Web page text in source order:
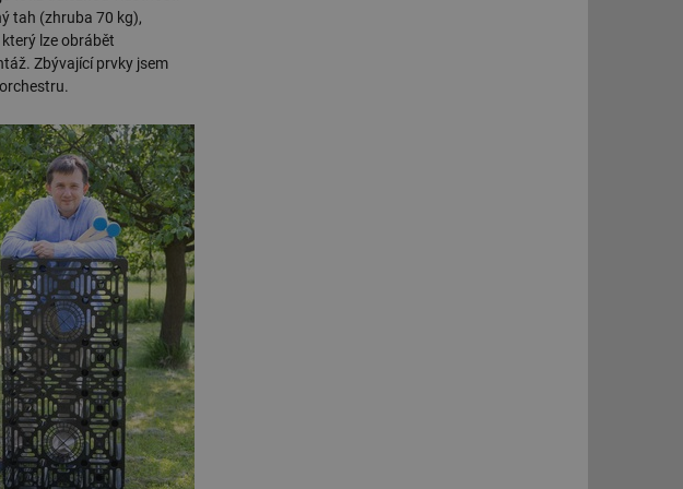
tah (zhruba 70 kg),
lze obrábět
Zbývající prvky jsem
přihlášení pomocí Google
cookie se používá k vytváření session uživatele
cesty uživatele pro celkový počet relací. Neobsahuje
informace.
cookie se používá k vytváření session uživatele
cookie je nastaven tak, aby informoval Hotjar
je tento návštěvník zahrnut do vzorkování dat
denním limitem relace vašeho webu
cookie se používá ke sledování uživatelských
a výkonu v rámci vložených pohledů Airtable, k
uživatelských preferencí a interakcí v těchto
cookie se používá k vytváření session uživatele
cookie se používá k vytváření session uživatele
cookie je nastaven tak, aby Hotjar mohl sledovat
cesty uživatele pro celkový počet relací. Neobsahuje